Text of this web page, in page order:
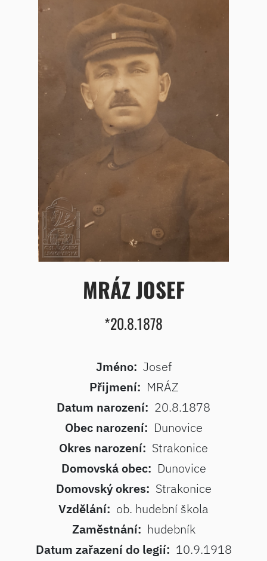
MRÁZ JOSEF
*20.8.1878
Jméno: Josef
Přijmení: MRÁZ
Datum narození: 20.8.1878
Obec narození: Dunovice
Okres narození: Strakonice
Domovská obec: Dunovice
Domovský okres: Strakonice
Vzdělání: ob. hudební škola
Zaměstnání: hudebník
Datum zařazení do legií: 10.9.1918